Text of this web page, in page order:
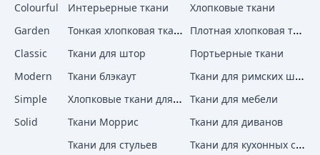
Colourful
Garden
Classic
Modern
Simple
Solid
Интерьерные ткани
Хлопковые ткани
Тонкая хлопковая ткань Плотная хлопковая ткань
Ткани для штор
Портьерные ткани
Ткани блэкаут
Ткани для римских штор
Хлопковые ткани для штор
Ткани для мебели
Ткани Моррис
Ткани для диванов
Ткани для стульев
Ткани для кухонных стульев